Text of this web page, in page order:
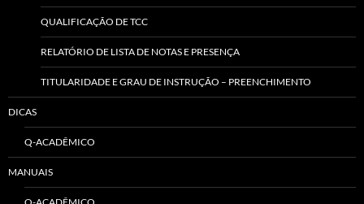
QUALIFICAÇÃO DE TCC
RELATÓRIO DE LISTA DE NOTAS E PRESENÇA
TITULARIDADE E GRAU DE INSTRUÇÃO – PREENCHIMENTO
DICAS
Q-ACADÊMICO
MANUAIS